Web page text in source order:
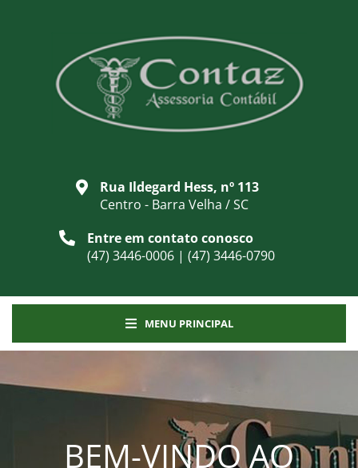
Rua Ildegard Hess, nº 113
Centro - Barra Velha / SC
Entre em contato conosco
(47) 3446-0006 | (47) 3446-0790
MENU PRINCIPAL
BEM-VINDO AO